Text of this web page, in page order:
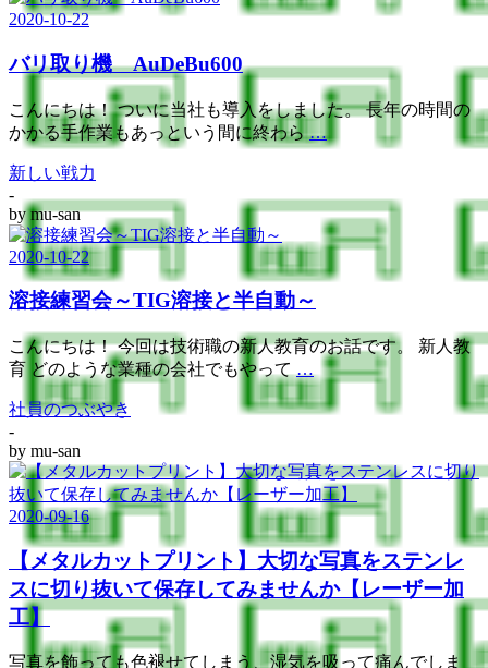
2020-10-22
バリ取り機 AuDeBu600
こんにちは！ ついに当社も導入をしました。 長年の時間の
かかる手作業もあっという間に終わら…
新しい戦力
-
bymu-san
2020-10-22
溶接練習会～TIG溶接と半自動～
こんにちは！ 今回は技術職の新人教育のお話です。 新人教
育 どのような業種の会社でもやって …
社員のつぶやき
-
by mu-san
2020-09-16
【メタルカットプリント】大切な写真をステンレ
スに切り抜いて保存してみませんか【レーザー加
工】
写真を飾っても色褪せてしまう、湿気を吸って痛んでしま